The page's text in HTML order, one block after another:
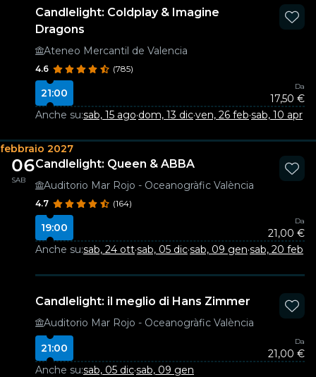
Candlelight: Coldplay & Imagine
Dragons
Ateneo Mercantil de Valencia
4.6 (785)
21:00
Da
17,50 €
Anche su:sab, 15 ago·dom, 13 dic·ven, 26 feb·sab, 10 apr
febbraio 2027
06
SAB
Candlelight: Queen & ABBA
Auditorio Mar Rojo - Oceanogràfic València
4.7 (164)
19:00
Da
21,00 €
Anche su:sab, 24 ott·sab, 05 dic·sab, 09 gen·sab, 20 feb
Candlelight: il meglio di Hans Zimmer
Auditorio Mar Rojo - Oceanogràfic València
21:00
Da
21,00 €
Anche su:sab, 05 dic·sab, 09 gen